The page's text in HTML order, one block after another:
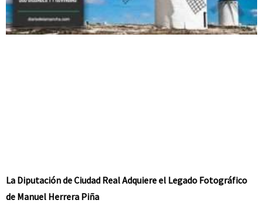
La Diputación de Ciudad Real Adquiere el Legado Fotográfico
de Manuel Herrera Piña